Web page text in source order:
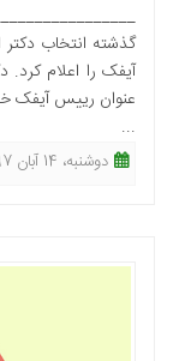
گذشته انتخاب
...
دوشنبه، 14 آبان 1397 - 09:42